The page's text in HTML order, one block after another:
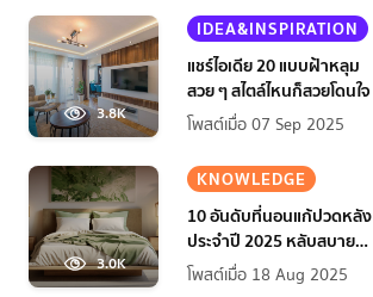
3.8K
IDEA&INSPIRATION
แชร์ไอเดีย 20 แบบฝ้าหลุม
สวย ๆ สไตล์ไหนก็สวยโดนใจ
โพสต์เมื่อ 07 Sep 2025
3.0K
KNOWLEDGE
10 อันดับที่นอนแก้ปวดหลัง
ประจำปี 2025 หลับสบาย
สุขภาพดียิ่งกว่าเดิม
โพสต์เมื่อ 18 Aug 2025